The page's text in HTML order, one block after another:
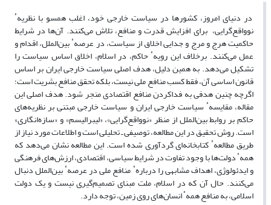
در دنیای امروز، کشورها در سیاست خارجی خود، اغلب همسو با نظریهٴ
نوواقع‌گرایی، برای افزایش قدرت و منافع، تلاش می‌کنند. آن‌ها در شرایط
حاکمیت هرج و مرج و جدایی اخلاق از سیاست، در عرصهٴ بین‌الملل، اقدام و
عمل می‌کنند. برخلاف این رویهٴ حاکم، در اسلام، اخلاق اساس سیاست را
تشکیل می‌دهد. به همین دلیل، هدف اصلی سیاست خارجی ایران بر اساس
قانون اساسی آن، فقط کسب منافع ملی نیست، بلکه تحقق منافع بشریت است؛
اگرچه چنین هدفی به فداکردن منافع اقتصادی منجر شود. هدف اصلی این
مقاله، مقایسهٴ سیاست خارجی ایران و سیاست خارجی مبتنی بر نظریه‌های
حاکم بر روابط بین‌الملل از منظر «نوواقع‌گرایی»، «لیبرالیسم» و «سازه‌انگاری»
است. روش تحقیق در این مطالعه، توصیفی ـ تحلیلی است و اطلاعات مورد نیاز از
طریق مطالعهٴ کتابخانه‌ای گردآوری شده است. این مطالعه نشان می‌دهد که
همهٴ دولت‌ها با وجود تفاوت در شرایط سیاسی، اقتصادی، ارزش‌های فرهنگی
و ایدئولوژی، اهداف مشابهی را دربارهٴ منافع ملی در عرصهٴ بین‌الملل دنبال
می‌کنند. حال آن که در اسلام، ملت مبنای تصمیم‌گیری نیست و یک دولت
اسلامی، به منافع همهٴ انسان‌های روی زمین، توجه دارد.